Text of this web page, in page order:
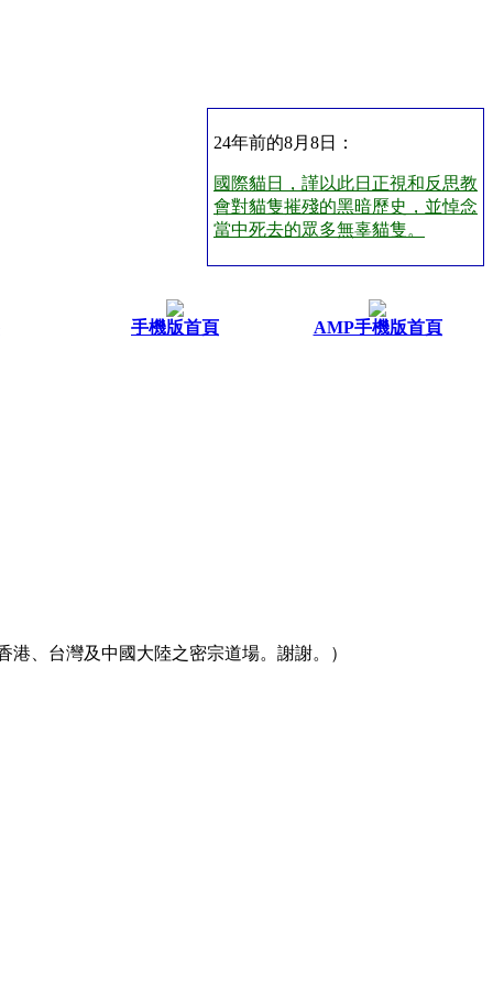
24年前的8月8日：
國際貓日，謹以此日正視和反思教
會對貓隻摧殘的黑暗歷史，並悼念
當中死去的眾多無辜貓隻。
手機版首頁 AMP手機版首頁
、台灣及中國大陸之密宗道場。謝謝。）